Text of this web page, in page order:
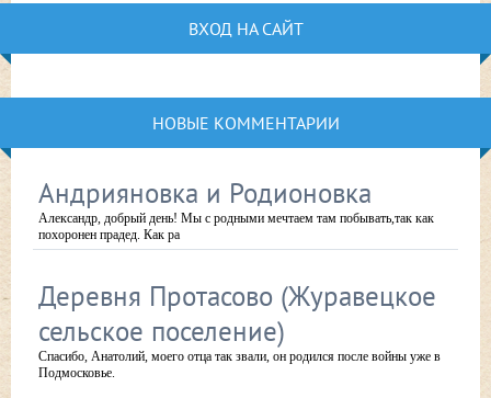
ВХОД НА САЙТ
НОВЫЕ КОММЕНТАРИИ
Андрияновка и Родионовка
Александр, добрый день! Мы с родными мечтаем там побывать,так как
похоронен прадед. Как ра
Деревня Протасово (Журавецкое
сельское поселение)
Спасибо, Анатолий, моего отца так звали, он родился после войны уже в
Подмосковье.